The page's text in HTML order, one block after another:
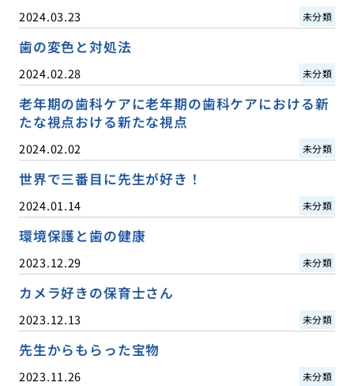
2024.03.23 未分類
歯の変色と対処法
2024.02.28 未分類
老年期の歯科ケアに老年期の歯科ケアにおける新
たな視点おける新たな視点
2024.02.02 未分類
世界で三番目に先生が好き！
2024.01.14 未分類
環境保護と歯の健康
2023.12.29 未分類
カメラ好きの保育士さん
2023.12.13 未分類
先生からもらった宝物
2023.11.26 未分類